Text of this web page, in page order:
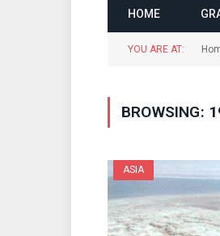
HOME
YOU ARE AT:
BROWSING:
ASIA